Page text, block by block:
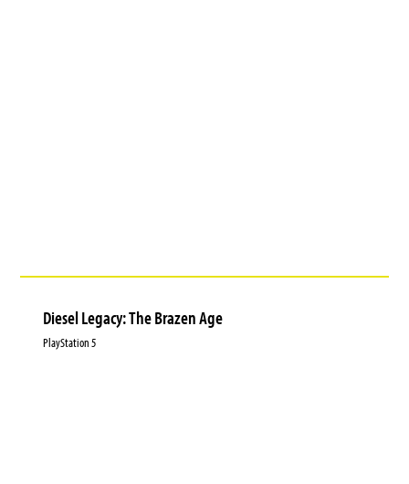
Diesel Legacy: The Brazen Age
PlayStation 5